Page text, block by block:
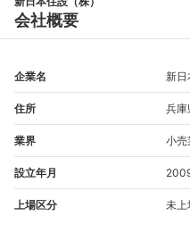
会社概要
企業名 新日
住所 兵庫
業界 小売
設立年月
上場区分 未上